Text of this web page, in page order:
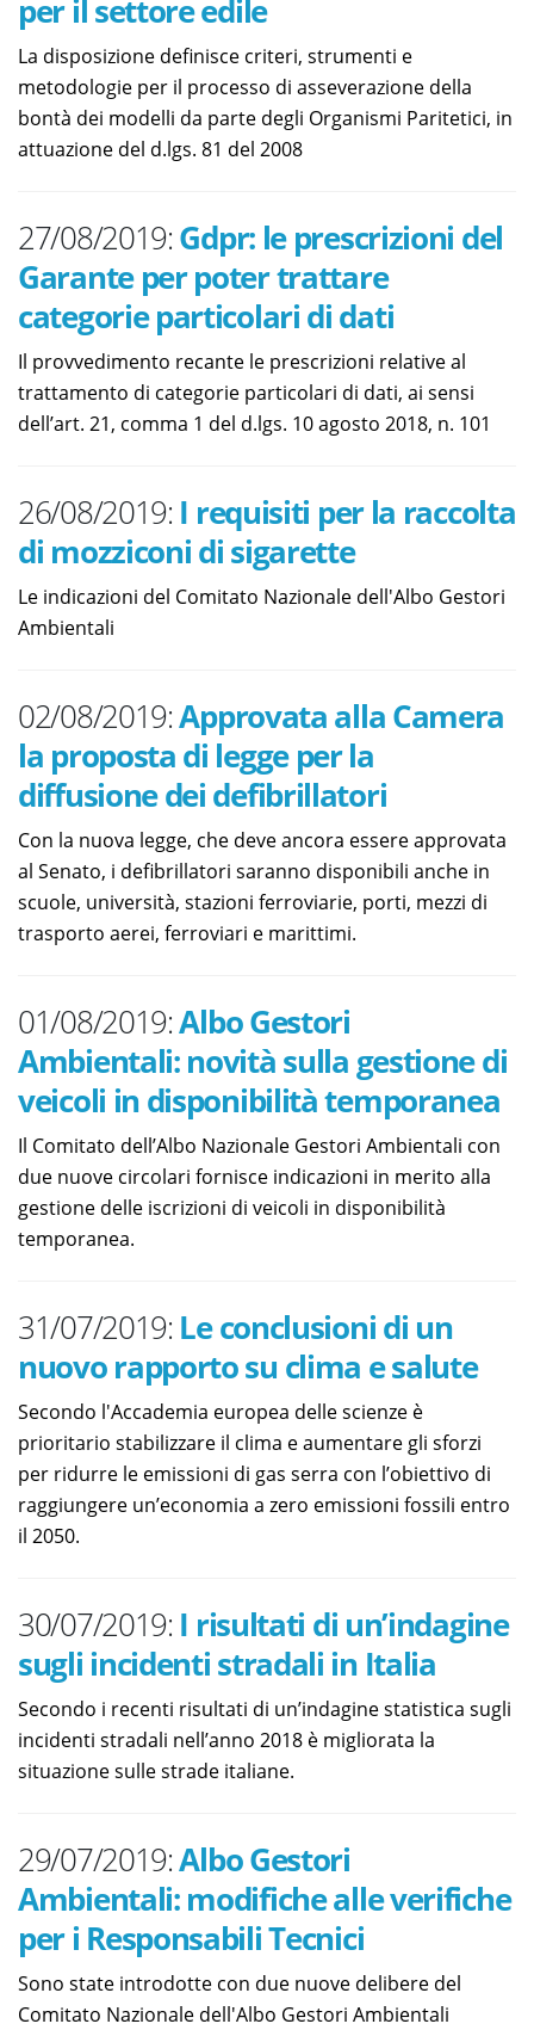
per il settore edile
La disposizione definisce criteri, strumenti e
metodologie per il processo di asseverazione della
bontà dei modelli da parte degli Organismi Paritetici, in
attuazione del d.lgs. 81 del 2008
27/08/2019:Gdpr: le prescrizioni del
Garante per poter trattare
categorie particolari di dati
Il provvedimento recante le prescrizioni relative al
trattamento di categorie particolari di dati, ai sensi
dell’art. 21, comma 1 del d.lgs. 10 agosto 2018, n. 101
26/08/2019: I requisiti per la raccolta
di mozziconi di sigarette
Le indicazioni del Comitato Nazionale dell'Albo Gestori
Ambientali
02/08/2019:Approvata alla Camera
la proposta di legge per la
diffusione dei defibrillatori
Con la nuova legge, che deve ancora essere approvata
al Senato, i defibrillatori saranno disponibili anche in
scuole, università, stazioni ferroviarie, porti, mezzi di
trasporto aerei, ferroviari e marittimi.
01/08/2019:Albo Gestori
Ambientali: novità sulla gestione di
veicoli in disponibilità temporanea
Il Comitato dell’Albo Nazionale Gestori Ambientali con
due nuove circolari fornisce indicazioni in merito alla
gestione delle iscrizioni di veicoli in disponibilità
temporanea.
31/07/2019: Le conclusioni di un
nuovo rapporto su clima e salute
Secondo l'Accademia europea delle scienze è
prioritario stabilizzare il clima e aumentare gli sforzi
per ridurre le emissioni di gas serra con l’obiettivo di
raggiungere un’economia a zero emissioni fossili entro
il 2050.
30/07/2019: I risultati di un’indagine
sugli incidenti stradali in Italia
Secondo i recenti risultati di un’indagine statistica sugli
incidenti stradali nell’anno 2018 è migliorata la
situazione sulle strade italiane.
29/07/2019:Albo Gestori
Ambientali: modifiche alle verifiche
per i Responsabili Tecnici
Sono state introdotte con due nuove delibere del
Comitato Nazionale dell'Albo Gestori Ambientali